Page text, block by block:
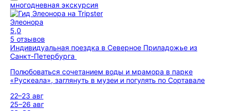
многодневная экскурсия
Элеонора
5,0
5 отзывов
Индивидуальная поездка в Северное Приладожье из
Санкт-Петербурга
Полюбоваться сочетанием воды и мрамора в парке
«Рускеала», заглянуть в музеи и погулять по Сортавале
22–23 авг
25–26 авг